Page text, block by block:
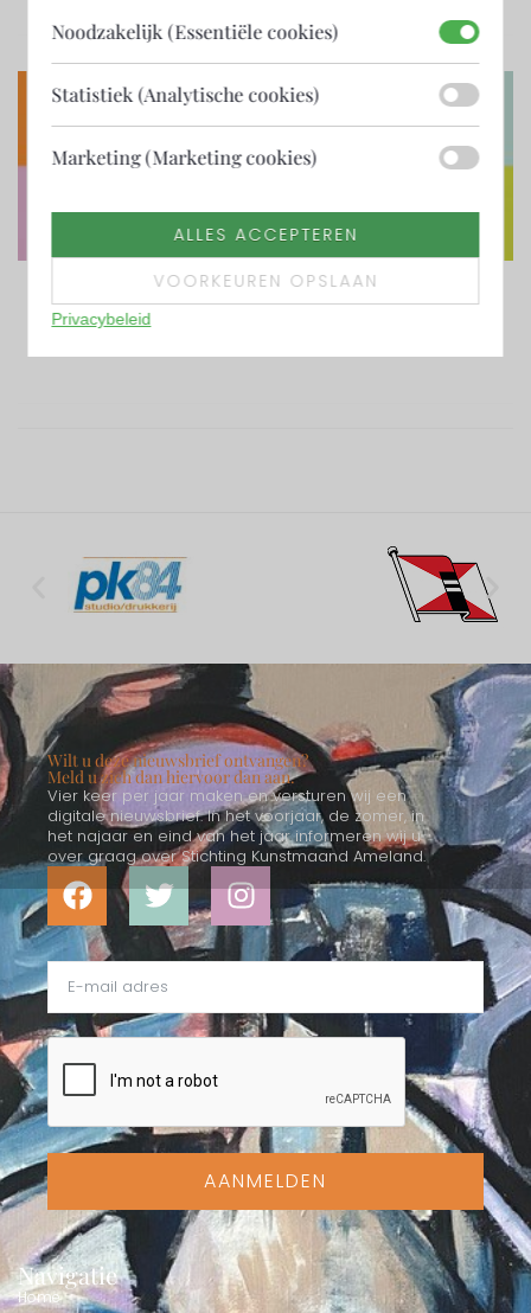
januari 6, 2026
Word onze nieuwe coördinator – vacature niet
meer vacant
LEES MEER
Wilt u deze nieuwsbrief ontvangen?
Meld u zich dan hiervoor dan aan.
Vier keer per jaar maken en versturen wij een
digitale nieuwsbrief. In het voorjaar, de zomer, in
het najaar en eind van het jaar informeren wij u
over graag over Stichting Kunstmaand Ameland.
AANMELDEN
Navigatie
Home
Noodzakelijk (Essentiële cookies)
Statistiek (Analytische cookies)
Marketing (Marketing cookies)
ALLES ACCEPTEREN
VOORKEUREN OPSLAAN
Privacybeleid